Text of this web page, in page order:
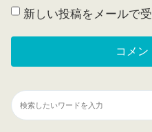
新しい投稿をメールで